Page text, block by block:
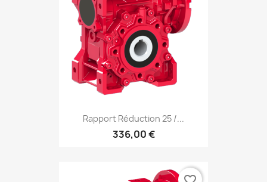
Rapport Réduction 25 /...
336,00 €